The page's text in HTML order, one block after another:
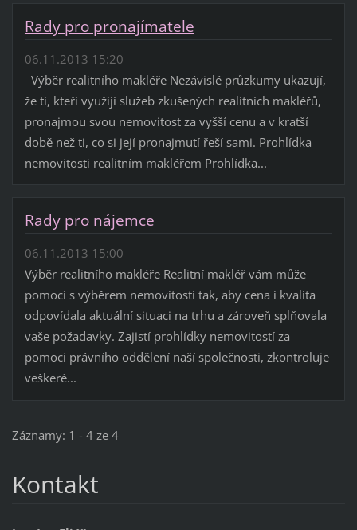
Rady pro pronajímatele
06.11.2013 15:20
Výběr realitního makléře Nezávislé průzkumy ukazují,
že ti, kteří využijí služeb zkušených realitních makléřů,
pronajmou svou nemovitost za vyšší cenu a v kratší
době než ti, co si její pronajmutí řeší sami. Prohlídka
nemovitosti realitním makléřem Prohlídka...
Rady pro nájemce
06.11.2013 15:00
Výběr realitního makléře Realitní makléř vám může
pomoci s výběrem nemovitosti tak, aby cena i kvalita
odpovídala aktuální situaci na trhu a zároveň splňovala
vaše požadavky. Zajistí prohlídky nemovitostí za
pomoci právního oddělení naší společnosti, zkontroluje
veškeré...
Záznamy: 1 - 4 ze 4
Kontakt